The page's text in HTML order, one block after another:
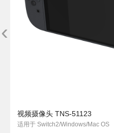
视频摄像头 TNS-51123
适用于 Switch2/Windows/Mac OS
‹